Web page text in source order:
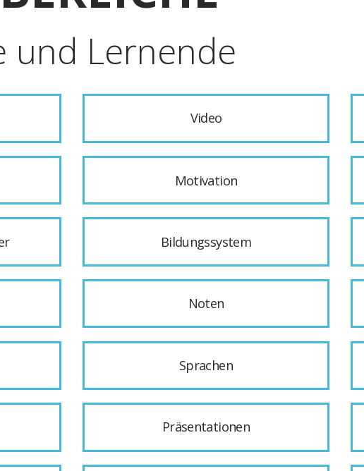
und Lernende
Video
Motivation
Bildungssystem
Noten
Sprachen
Präsentationen